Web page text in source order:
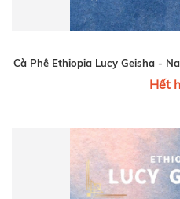
Cà Phê Ethiopia Lucy Geisha -
Hết